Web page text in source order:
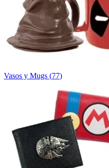
Vasos y Mugs (77)